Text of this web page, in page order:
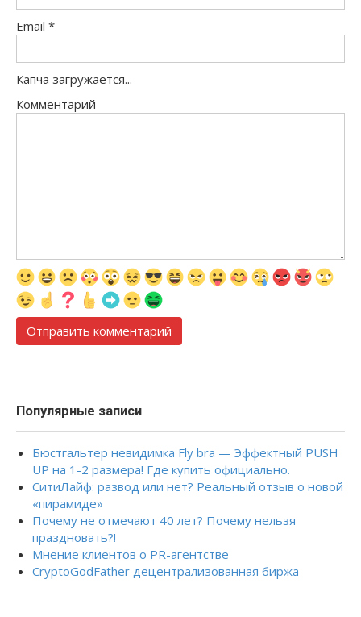
Email *
Капча загружается...
Комментарий
Популярные записи
Бюстгальтер невидимка Fly bra — Эффектный PUSH
UP на 1-2 размера! Где купить официально.
СитиЛайф: развод или нет? Реальный отзыв о новой
«пирамиде»
Почему не отмечают 40 лет? Почему нельзя
праздновать?!
Мнение клиентов о PR-агентстве
CryptoGodFather децентрализованная биржа